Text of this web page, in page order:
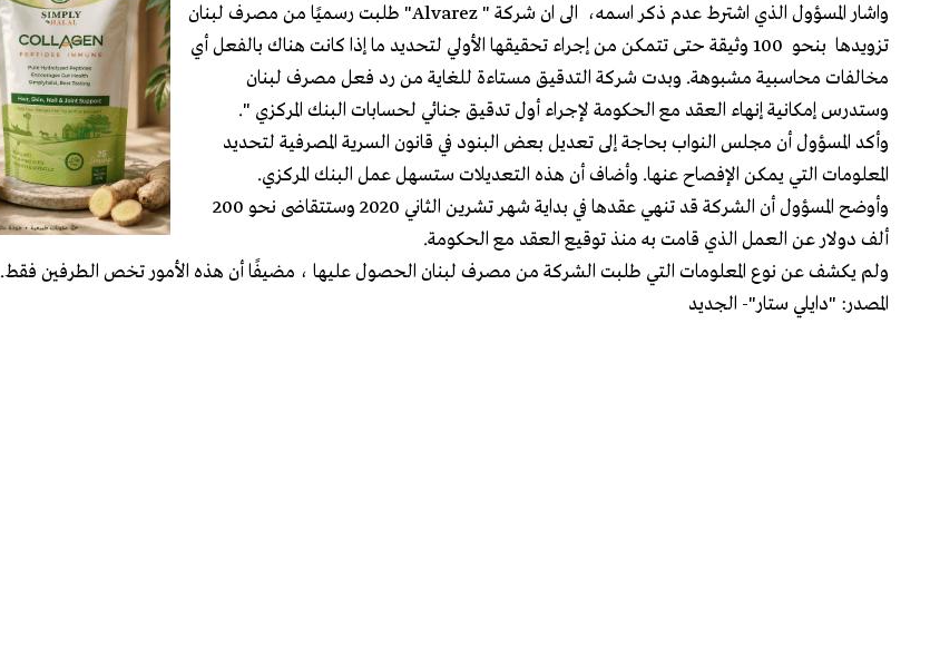
واشار المسؤول الذي اشترط عدم ذكر اسمه، الى ان شركة " Alvarez" طلبت رسميًا من مصرف لبنان
تزويدها بنحو 100 وثيقة حتى تتمكن من إجراء تحقيقها الأولي لتحديد ما إذا كانت هناك بالفعل أي
مخالفات محاسبية مشبوهة. وبدت شركة التدقيق مستاءة للغاية من رد فعل مصرف لبنان
وستدرس إمكانية إنهاء العقد مع الحكومة لإجراء أول تدقيق جنائي لحسابات البنك المركزي ".
وأكد المسؤول أن مجلس النواب بحاجة إلى تعديل بعض البنود في قانون السرية المصرفية لتحديد
المعلومات التي يمكن الإفصاح عنها. وأضاف أن هذه التعديلات ستسهل عمل البنك المركزي.
وأوضح المسؤول أن الشركة قد تنهي عقدها في بداية شهر تشرين الثاني 2020 وستتقاضى نحو 200
ألف دولار عن العمل الذي قامت به منذ توقيع العقد مع الحكومة.
ولم يكشف عن نوع المعلومات التي طلبت الشركة من مصرف لبنان الحصول عليها ، مضيفًا أن هذه الأمور تخص الطرفين فقط.
المصدر: "دايلي ستار"- الجديد